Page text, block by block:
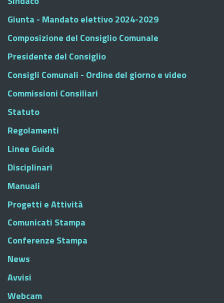
Giunta - Mandato elettivo 2024-2029
Composizione del Consiglio Comunale
Presidente del Consiglio
Consigli Comunali - Ordine del giorno e video
Commissioni Consiliari
Statuto
Regolamenti
Linee Guida
Disciplinari
Manuali
Progetti e Attività
Comunicati Stampa
Conferenze Stampa
News
Avvisi
Webcam